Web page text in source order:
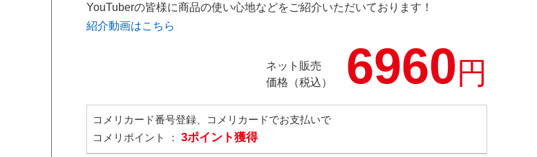
YouTuberの皆様に商品の使い心地などをご紹介いただいております！
紹介動画はこちら
ネット販売
価格（税込）
6960円
コメリカード番号登録、コメリカードでお支払いで
コメリポイント ： 3ポイント獲得